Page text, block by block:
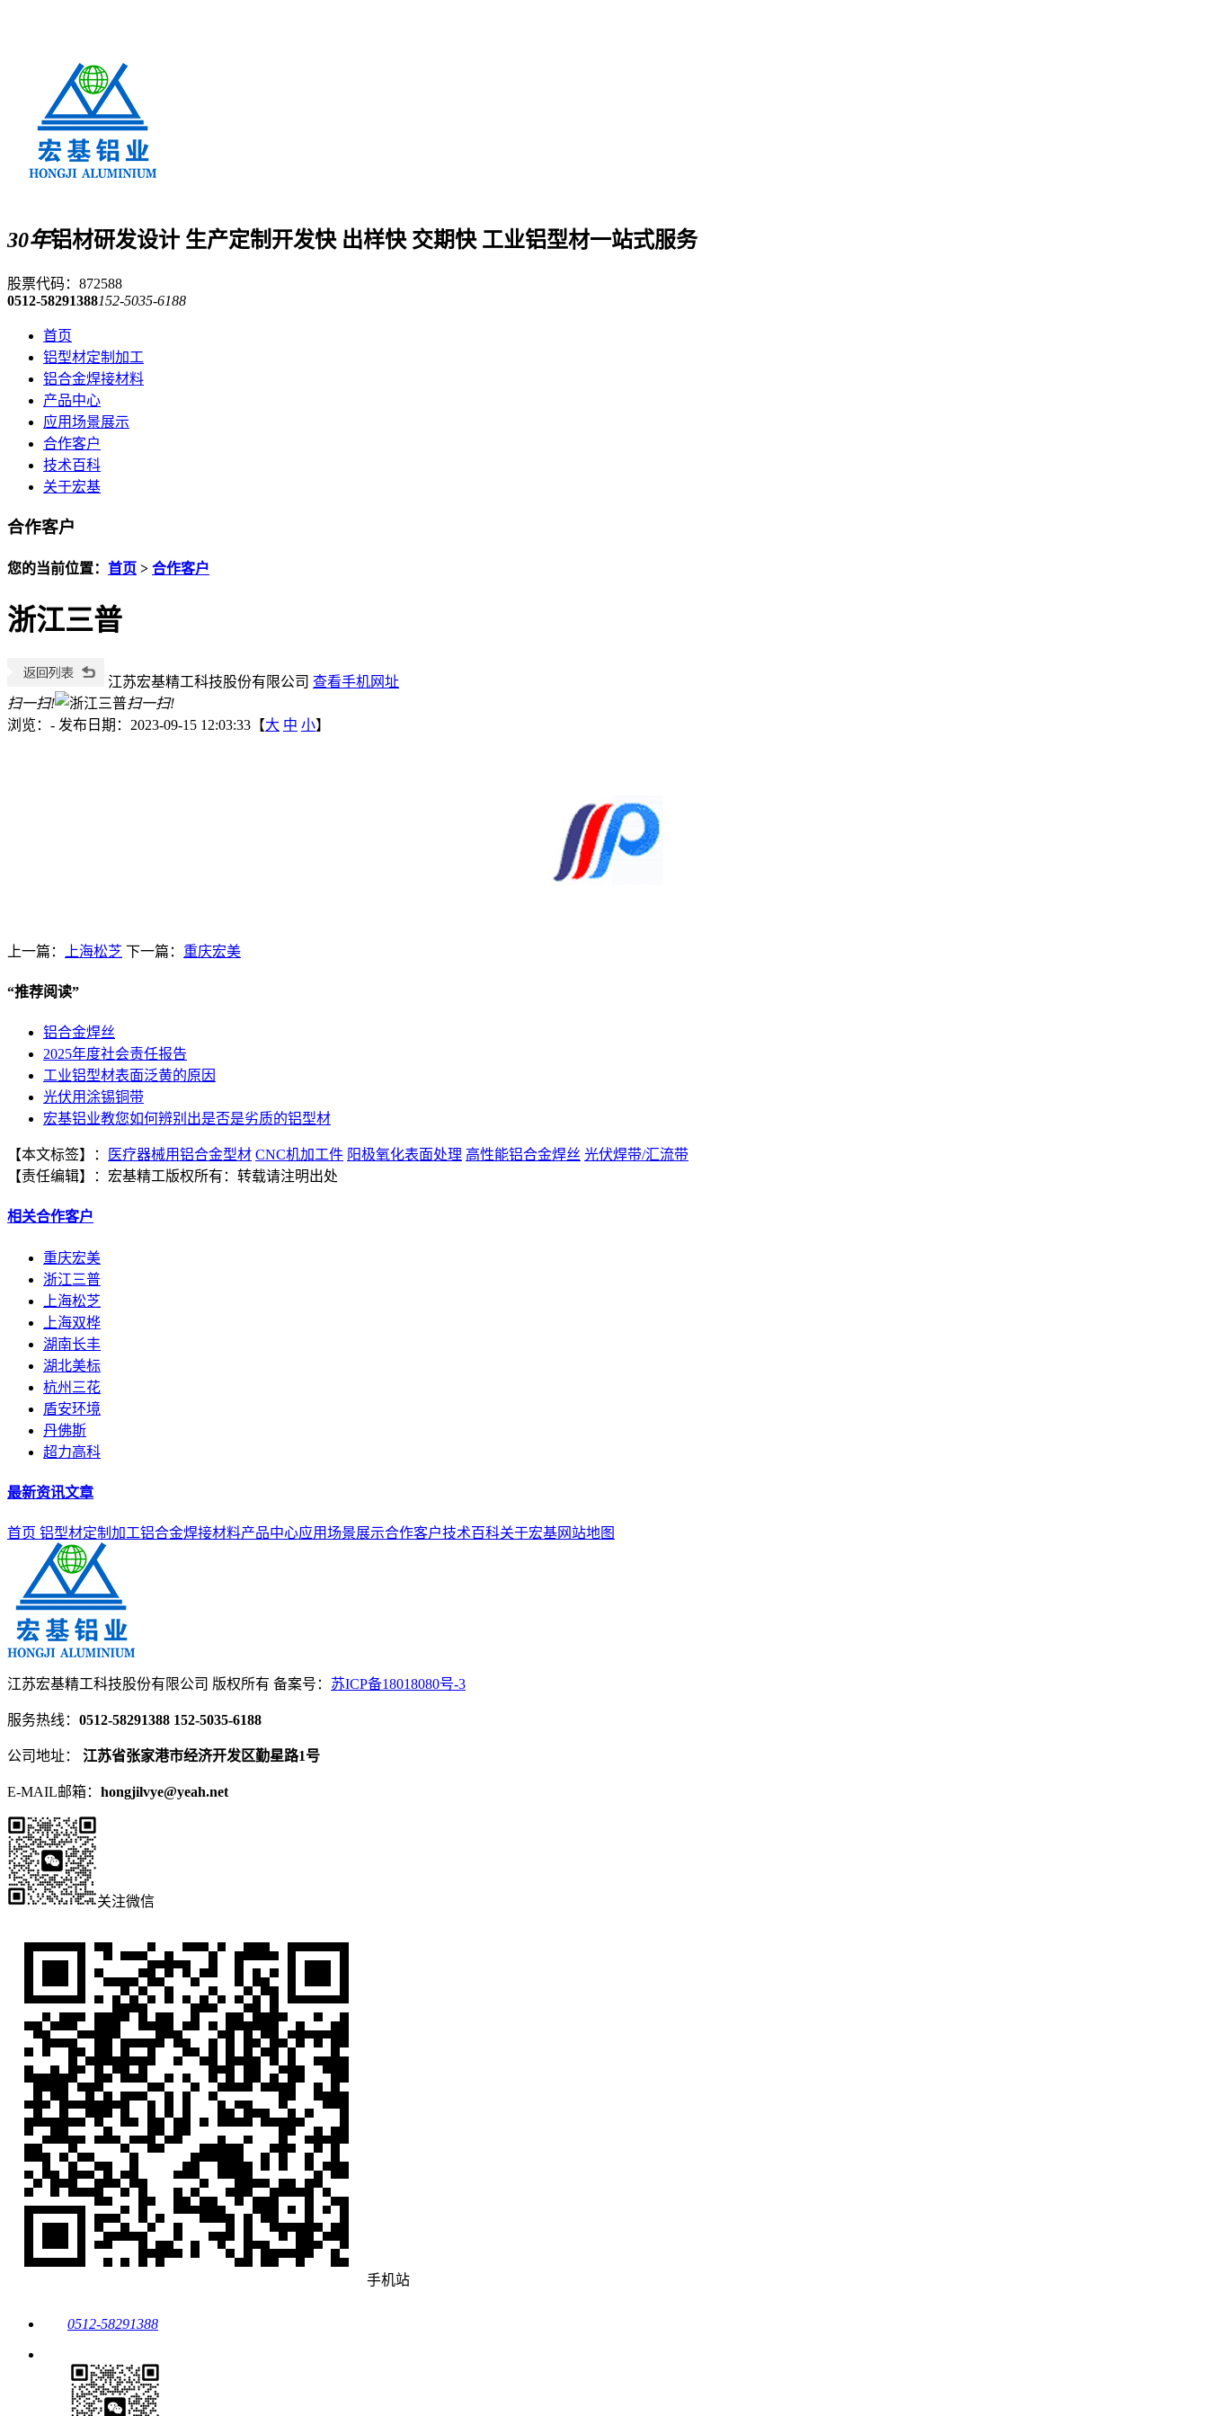
30年铝材研发设计 生产定制 开发快 出样快 交期快 工业铝型材一站式服务
股票代码：872588
0512-58291388152-5035-6188
首页
铝型材定制加工
铝合金焊接材料
产品中心
应用场景展示
合作客户
技术百科
关于宏基
合作客户
您的当前位置： 首页 > 合作客户
浙江三普
江苏宏基精工科技股份有限公司 查看手机网址
扫一扫!
扫一扫!
浏览： - 发布日期：2023-09-15 12:03:33【大 中 小】
上一篇： 上海松芝 下一篇： 重庆宏美
“推荐阅读”
铝合金焊丝
2025年度社会责任报告
工业铝型材表面泛黄的原因
光伏用涂锡铜带
宏基铝业教您如何辨别出是否是劣质的铝型材
【本文标签】： 医疗器械用铝合金型材 CNC机加工件 阳极氧化表面处理 高性能铝合金焊丝 光伏焊带/汇流带
【责任编辑】： 宏基精工版权所有： 转载请注明出处
相关合作客户
重庆宏美
浙江三普
上海松芝
上海双桦
湖南长丰
湖北美标
杭州三花
盾安环境
丹佛斯
超力高科
最新资讯文章
首页 铝型材定制加工铝合金焊接材料产品中心应用场景展示合作客户技术百科关于宏基网站地图
江苏宏基精工科技股份有限公司 版权所有 备案号： 苏ICP备18018080号-3
服务热线： 0512-58291388 152-5035-6188
公司地址： 江苏省张家港市经济开发区勤星路1号
E-MAIL邮箱： hongjilvye@yeah.net
关注微信
手机站
0512-58291388